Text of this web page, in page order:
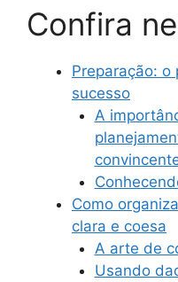
Confira
Preparação: o
sucesso
A
Como
clara e coesa
A arte de
Usando